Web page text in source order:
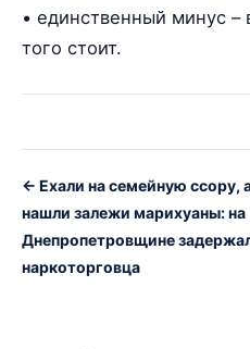
• единственный минус –
того стоит.
← Ехали на семейную ссору,
нашли залежи марихуаны: на
Днепропетровщине
наркоторговца